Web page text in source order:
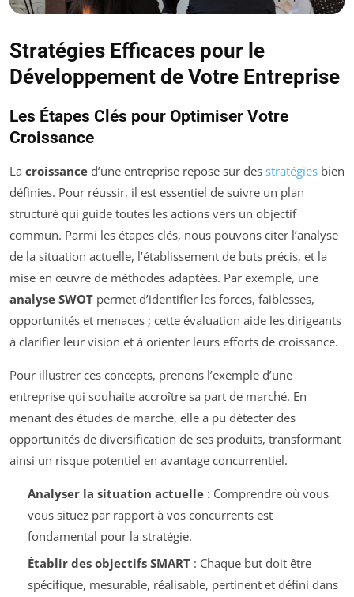
Stratégies Efficaces pour le
Développement de Votre Entreprise
Les Étapes Clés pour Optimiser Votre
Croissance
La croissance d’une entreprise repose sur des stratégies bien
définies. Pour réussir, il est essentiel de suivre un plan
structuré qui guide toutes les actions vers un objectif
commun. Parmi les étapes clés, nous pouvons citer l’analyse
de la situation actuelle, l’établissement de buts précis, et la
mise en œuvre de méthodes adaptées. Par exemple, une
analyse SWOT permet d’identifier les forces, faiblesses,
opportunités et menaces ; cette évaluation aide les dirigeants
à clarifier leur vision et à orienter leurs efforts de croissance.
Pour illustrer ces concepts, prenons l’exemple d’une
entreprise qui souhaite accroître sa part de marché. En
menant des études de marché, elle a pu détecter des
opportunités de diversification de ses produits, transformant
ainsi un risque potentiel en avantage concurrentiel.
Analyser la situation actuelle: Comprendre où vous
vous situez par rapport à vos concurrents est
fondamental pour la stratégie.
Établir des objectifs SMART: Chaque but doit être
spécifique, mesurable, réalisable, pertinent et défini dans